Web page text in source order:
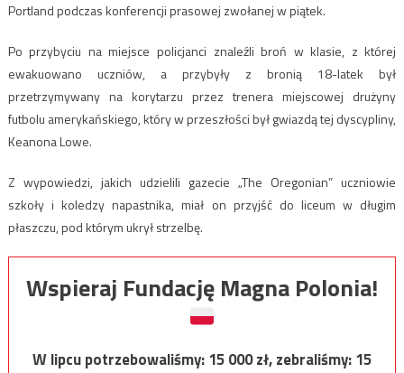
Portland podczas konferencji prasowej zwołanej w piątek.
Po przybyciu na miejsce policjanci znaleźli broń w klasie, z której
ewakuowano uczniów, a przybyły z bronią 18-latek był
przetrzymywany na korytarzu przez trenera miejscowej drużyny
futbolu amerykańskiego, który w przeszłości był gwiazdą tej dyscypliny,
Keanona Lowe.
Z wypowiedzi, jakich udzielili gazecie „The Oregonian” uczniowie
szkoły i koledzy napastnika, miał on przyjść do liceum w długim
płaszczu, pod którym ukrył strzelbę.
Wspieraj Fundację Magna Polonia!
W lipcu potrzebowaliśmy:15 000zł, zebraliśmy:15